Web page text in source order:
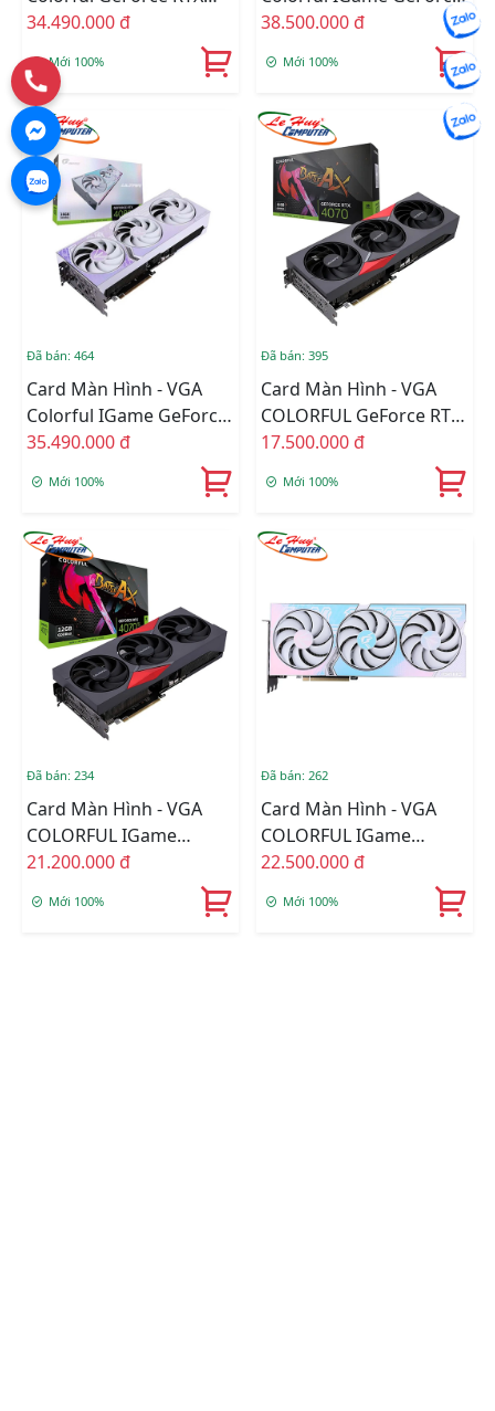
4080 16GB NB EX-V
34.490.000 đ
Mới 100%
RTX 4080 16GB Neptune
38.500.000 đ
Mới 100%
Đã bán: 464
Card Màn Hình - VGA
Colorful IGame GeForce
RTX 4080 16GB Ultra W
35.490.000 đ
Mới 100%
Đã bán: 395
Card Màn Hình - VGA
COLORFUL GeForce RTX
4070 NB EX-V 12GB
17.500.000 đ
Mới 100%
Đã bán: 234
Card Màn Hình - VGA
COLORFUL IGame
GeForce RTX 4070 Ti NB
21.200.000 đ
Mới 100%
Đã bán: 262
Card Màn Hình - VGA
COLORFUL IGame
GeForce RTX 4070 Ti
22.500.000 đ
Mới 100%